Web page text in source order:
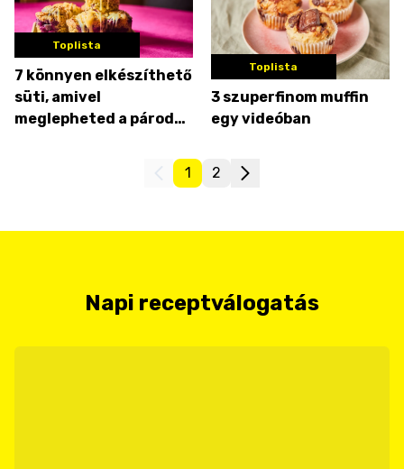
Toplista
7 könnyen elkészíthető
süti, amivel
meglepheted a párod
Toplista
3 szuperfinom muffin
egy videóban
1 2
Napi receptválogatás